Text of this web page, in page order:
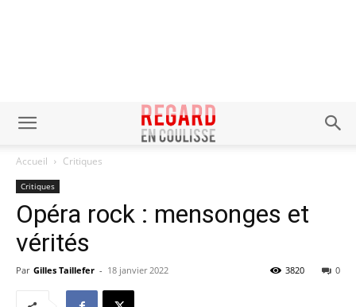
Accueil Critiques
Critiques
Opéra rock : mensonges et
vérités
Par Gilles Taillefer - 18 janvier 2022 0
3820